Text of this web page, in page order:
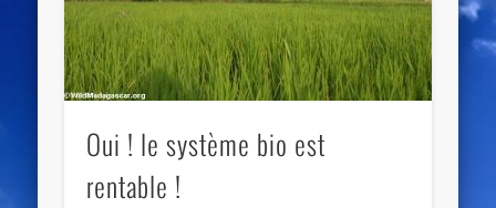
Oui ! le système bio est
rentable !